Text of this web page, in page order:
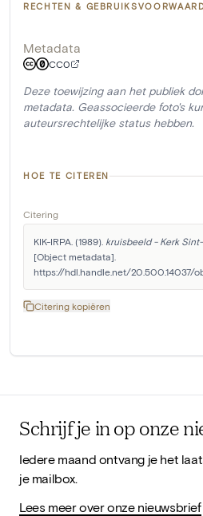
RECHTEN &
Metadata
CC0
Deze toewijzing aan het publiek
metadata. Geassocieerde foto's
auteursrechtelijke status hebben.
HOE TE CITEREN
Citering
KIK-IRPA. (1989). kruisbeeld - Kerk
[Object metadata].
https://hdl.handle.net/20.500.14037/
Citering kopiëren
Schrijf je in op onze
Iedere maand ontvang je het
je mailbox.
Lees meer over onze nieuwsbrief